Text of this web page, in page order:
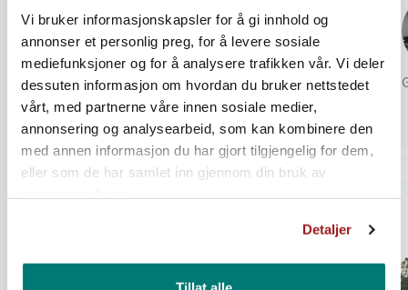
Vi bruker informasjonskapsler for å gi innhold og
annonser et personlig preg, for å levere sosiale
mediefunksjoner og for å analysere trafikken vår. Vi deler
dessuten informasjon om hvordan du bruker nettstedet
vårt, med partnerne våre innen sosiale medier,
annonsering og analysearbeid, som kan kombinere den
med annen informasjon du har gjort tilgjengelig for dem,
eller som de har samlet inn gjennom din bruk av
Detaljer
Artificial turf fieldMultipurpose hallStrength roomFitness room